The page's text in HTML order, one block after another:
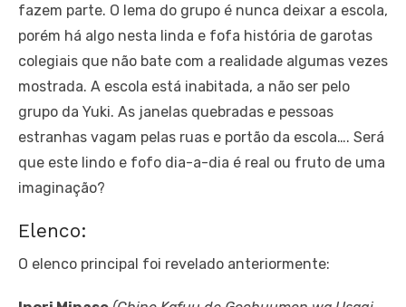
fazem parte. O lema do grupo é nunca deixar a escola,
porém há algo nesta linda e fofa história de garotas
colegiais que não bate com a realidade algumas vezes
mostrada. A escola está inabitada, a não ser pelo
grupo da Yuki. As janelas quebradas e pessoas
estranhas vagam pelas ruas e portão da escola…. Será
que este lindo e fofo dia-a-dia é real ou fruto de uma
imaginação?
Elenco:
O elenco principal foi revelado anteriormente: